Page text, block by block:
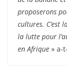
proposerons
cultures. C’est
la lutte pour
en Afrique » a-